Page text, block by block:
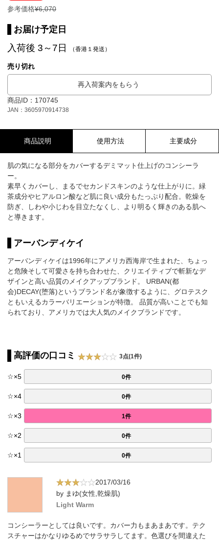
参考価格¥6,070
お届け予定日
入荷後 3～7日 （香港１発送）
売り切れ
再入荷案内をもらう
商品ID：170745
JAN：3605970914738
商品説明 使用方法 主要成分
肌の気になる部分をカバーするデミマット仕上げのコンシーラ
ー。
素早くカバーし、まるでセカンドスキンのような仕上がりに。緑
茶成分やヒアルロン酸など肌に良い成分もたっぷり配合。乾燥を
防ぎ、しわや小じわを目立たなくし、より明るく輝きのある肌へ
と導きます。
アーバンディケイ
アーバンディケイは1996年にアメリカ西海岸で生まれた、ちょっ
と危険そして可愛さを持ち合わせた、クリエイティブで斬新なデ
ザインと高い品質のメイクアップブランド。 URBAN(都
会)DECAY(堕落)というブランド名が象徴するように、グロテスク
ともいえるカラーバリエーションが特徴。 品質が高いことでも知
られており、アメリカでは大人気のメイクブランドです。
高評価の口コミ 3点(1件)
☆×5 0件
☆×4 0件
☆×3 1件
☆×2 0件
☆×1 0件
2017/03/16
by まゆ(女性,乾燥肌)
Light Warm
コンシーラーとしては良いです。カバー力もまあまあです。テク
スチャーはかなりゆるめでサラサラしてます。色選びを間違えた